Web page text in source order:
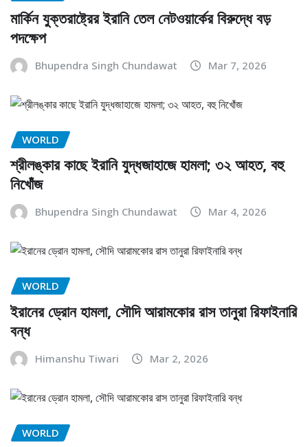
মার্কিন যুক্তরাষ্ট্রের ইরানি তেল নেটওয়ার্কের বিরুদ্ধে বড়
পদক্ষেপ
Bhupendra Singh Chundawat Mar 7, 2026
WORLD
শ্রীলঙ্কার কাছে ইরানি যুদ্ধজাহাজে হামলা; ৩২ আহত, বহু
নিখোঁজ
Bhupendra Singh Chundawat Mar 4, 2026
WORLD
ইরানের ড্রোন হামলা, সৌদি আরামকোর রাস তানুরা রিফাইনারি
বন্ধ
Himanshu Tiwari Mar 2, 2026
WORLD